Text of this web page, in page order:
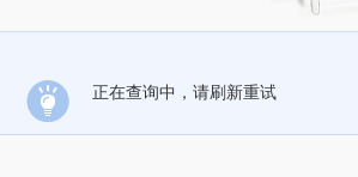
正在查询中，请刷新重试